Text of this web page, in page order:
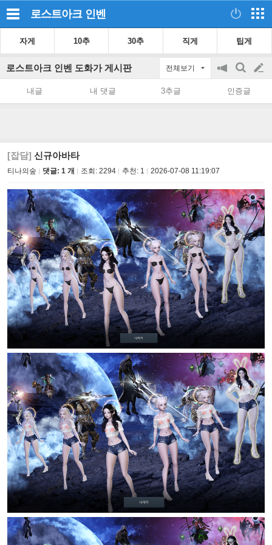
로스트아크 인벤
자게 10추 30추 직게 팁게
로스트아크 인벤 도화가 게시판 전체보기
공
on/off
검
색
글
쓰
내글 내 댓글 3추글 인증글
[잡담] 신규아바타
티나의숲 댓글: 1 개 조회: 2294 추천: 1 2026-07-08 11:19:07